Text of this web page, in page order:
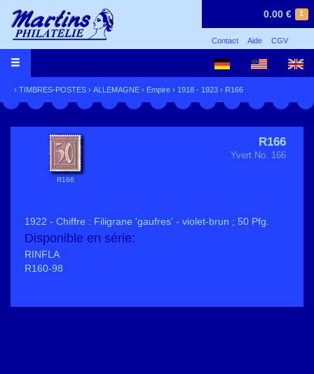
1
0.00 €
Contact Aide CGV
› TIMBRES-POSTES › ALLEMAGNE › Empire › 1918 - 1923 › R166
R166
R166
Yvert No. 166
1922 - Chiffre : Filigrane 'gaufres' - violet-brun ; 50 Pfg.
Disponible en série:
RINFLA
R160-98